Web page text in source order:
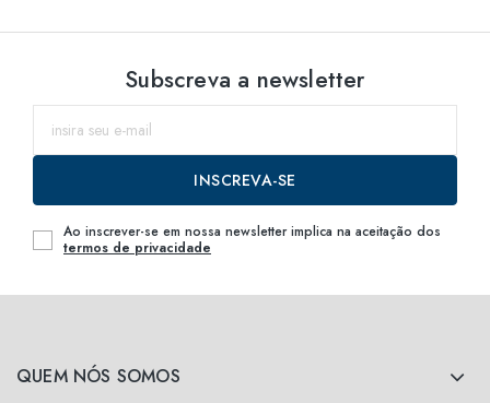
QUEM NÓS SOMOS
Subscreva a newsletter
INSCREVA-SE
Ao inscrever-se em nossa newsletter implica na aceitação dos
termos de privacidade